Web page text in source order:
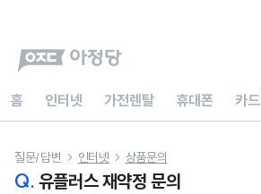
홈 인터넷 가전렌탈 휴대폰 카드
질문/답변  인터넷  상품문의
Q. 유플러스 재약정 문의